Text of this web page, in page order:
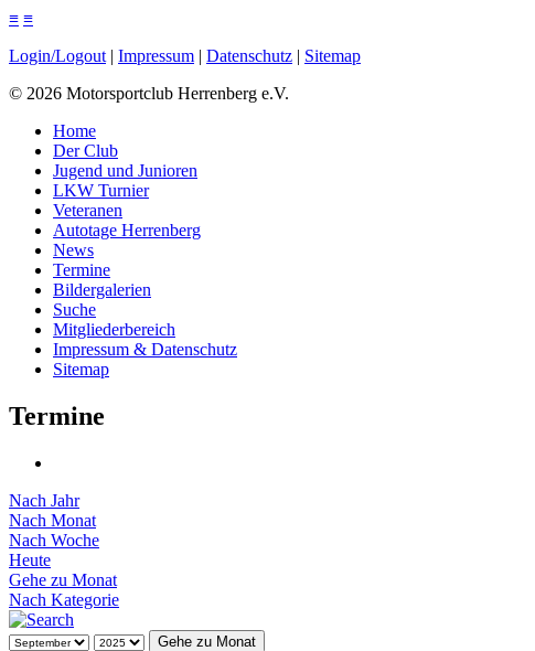
≡ ≡
Login/Logout | Impressum | Datenschutz | Sitemap
© 2026 Motorsportclub Herrenberg e.V.
Home
Der Club
Jugend und Junioren
LKW Turnier
Veteranen
Autotage Herrenberg
News
Termine
Bildergalerien
Suche
Mitgliederbereich
Impressum & Datenschutz
Sitemap
Termine
Nach Jahr
Nach Monat
Nach Woche
Heute
Gehe zu Monat
Nach Kategorie
Gehe zu Monat